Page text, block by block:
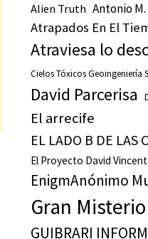
Alien Truth Antonio M.
Atrapados En El
Atraviesa lo
Cielos Tóxicos Geoingeniería
David Parcerisa
El arrecife
EL LADO B DE LAS
El Proyecto David Vincent
EnigmAnónimo
Gran Misterio
GUIBRARI